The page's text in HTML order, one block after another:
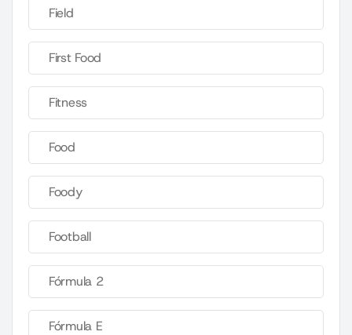
Field
First Food
Fitness
Food
Foody
Football
Fórmula 2
Fórmula E